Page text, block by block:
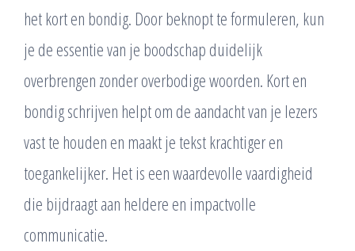
het kort en bondig. Door beknopt te formuleren, kun
je de essentie van je boodschap duidelijk
overbrengen zonder overbodige woorden. Kort en
bondig schrijven helpt om de aandacht van je lezers
vast te houden en maakt je tekst krachtiger en
toegankelijker. Het is een waardevolle vaardigheid
die bijdraagt aan heldere en impactvolle
communicatie.